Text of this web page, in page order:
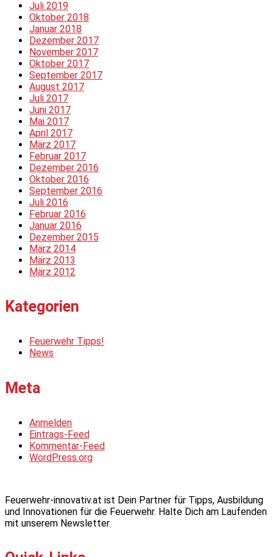
Juli 2019
Oktober 2018
Januar 2018
Dezember 2017
November 2017
Oktober 2017
September 2017
August 2017
Juli 2017
Juni 2017
Mai 2017
April 2017
März 2017
Februar 2017
Dezember 2016
Oktober 2016
September 2016
Juli 2016
Februar 2016
Januar 2016
Dezember 2015
März 2014
März 2013
März 2012
Kategorien
Feuerwehr Tipps!
News
Meta
Anmelden
Eintrags-Feed
Kommentar-Feed
WordPress.org
Feuerwehr-innovativ.at ist Dein Partner für Tipps, Ausbildung
und Innovationen für die Feuerwehr. Halte Dich am Laufenden
mit unserem Newsletter.